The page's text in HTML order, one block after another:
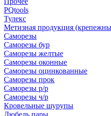
PQtools
Тулекс
Метизная продукция
Саморезы
Саморезы бур
Саморезы желтые
Саморезы оконные
Саморезы оцинкованные
Саморезы прок
Саморезы р/р
Саморезы ч/р
Кровельные шурупы
Дюбель пары